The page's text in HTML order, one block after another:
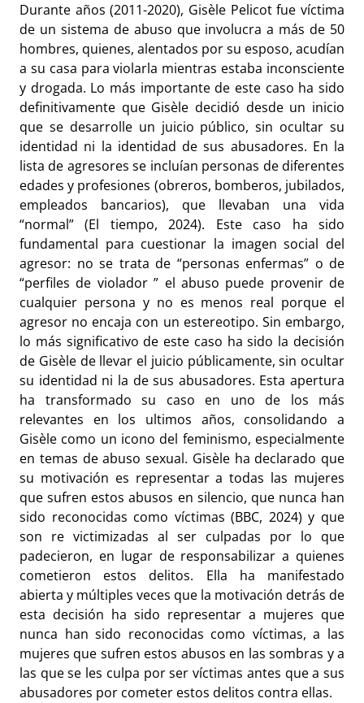
Durante años (2011-2020), Gisèle Pelicot fue víctima
de un sistema de abuso que involucra a más de 50
hombres, quienes, alentados por su esposo, acudían
a su casa para violarla mientras estaba inconsciente
y drogada. Lo más importante de este caso ha sido
definitivamente que Gisèle decidió desde un inicio
que se desarrolle un juicio público, sin ocultar su
identidad ni la identidad de sus abusadores. En la
lista de agresores se incluían personas de diferentes
edades y profesiones (obreros, bomberos, jubilados,
empleados bancarios), que llevaban una vida
“normal” (El tiempo, 2024). Este caso ha sido
fundamental para cuestionar la imagen social del
agresor: no se trata de “personas enfermas” o de
“perfiles de violador ” el abuso puede provenir de
cualquier persona y no es menos real porque el
agresor no encaja con un estereotipo. Sin embargo,
lo más significativo de este caso ha sido la decisión
de Gisèle de llevar el juicio públicamente, sin ocultar
su identidad ni la de sus abusadores. Esta apertura
ha transformado su caso en uno de los más
relevantes en los ultimos años, consolidando a
Gisèle como un icono del feminismo, especialmente
en temas de abuso sexual. Gisèle ha declarado que
su motivación es representar a todas las mujeres
que sufren estos abusos en silencio, que nunca han
sido reconocidas como víctimas (BBC, 2024) y que
son re victimizadas al ser culpadas por lo que
padecieron, en lugar de responsabilizar a quienes
cometieron estos delitos. Ella ha manifestado
abierta y múltiples veces que la motivación detrás de
esta decisión ha sido representar a mujeres que
nunca han sido reconocidas como víctimas, a las
mujeres que sufren estos abusos en las sombras y a
las que se les culpa por ser víctimas antes que a sus
abusadores por cometer estos delitos contra ellas.